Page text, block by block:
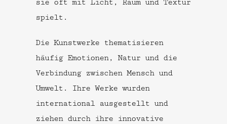
sie oft mit Licht, Raum und Textur
spielt.
Die Kunstwerke thematisieren
häufig Emotionen, Natur und die
Verbindung zwischen Mensch und
Umwelt. Ihre Werke wurden
international ausgestellt und
ziehen durch ihre innovative